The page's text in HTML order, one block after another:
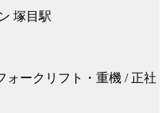
塚目駅
ォークリフト・重機 / 正社